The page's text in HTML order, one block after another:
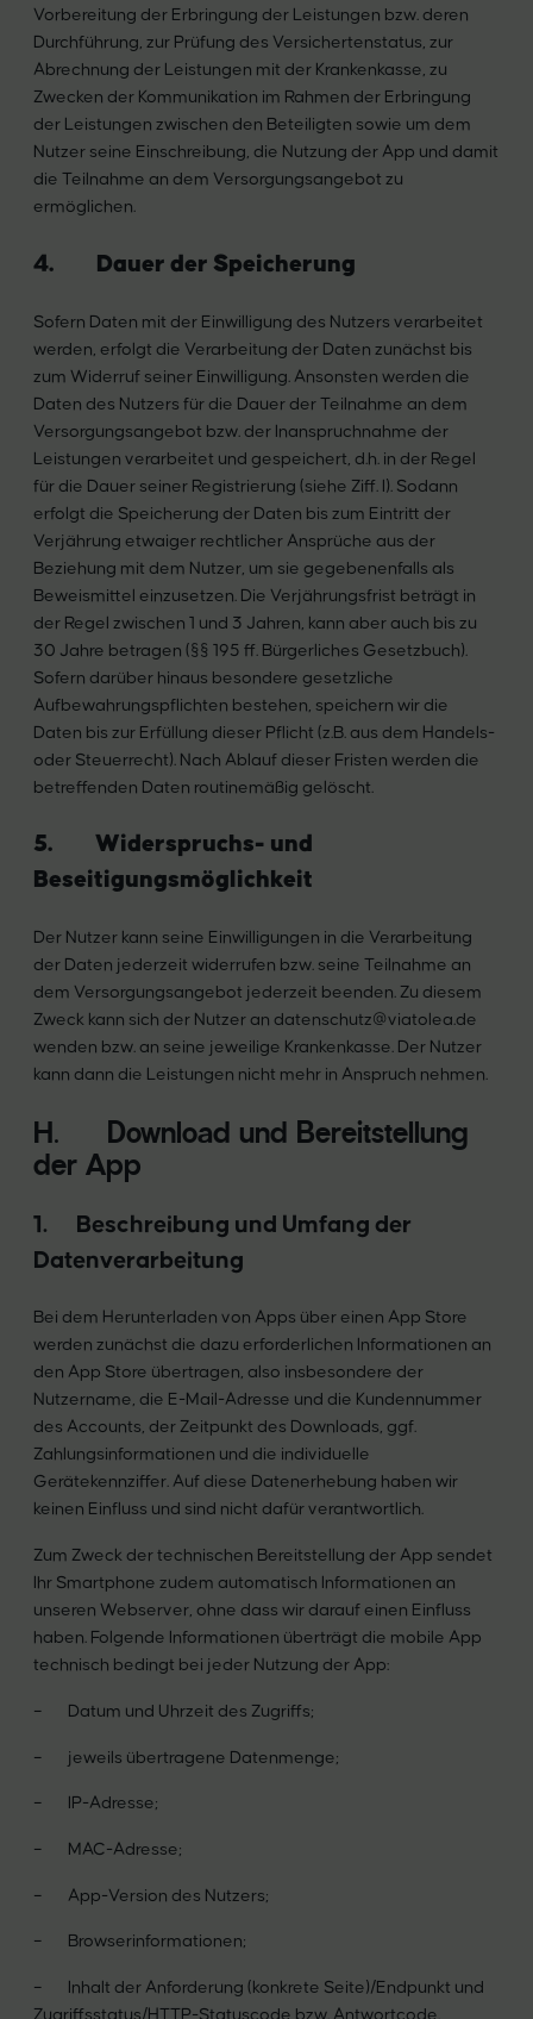
Vorbereitung der Erbringung der Leistungen bzw. deren
Durchführung, zur Prüfung des Versichertenstatus, zur
Abrechnung der Leistungen mit der Krankenkasse, zu
Zwecken der Kommunikation im Rahmen der Erbringung
der Leistungen zwischen den Beteiligten sowie um dem
Nutzer seine Einschreibung, die Nutzung der App und damit
die Teilnahme an dem Versorgungsangebot zu
ermöglichen.
4. Dauer der Speicherung
Sofern Daten mit der Einwilligung des Nutzers verarbeitet
werden, erfolgt die Verarbeitung der Daten zunächst bis
zum Widerruf seiner Einwilligung. Ansonsten werden die
Daten des Nutzers für die Dauer der Teilnahme an dem
Versorgungsangebot bzw. der Inanspruchnahme der
Leistungen verarbeitet und gespeichert, d.h. in der Regel
für die Dauer seiner Registrierung (siehe Ziff. I). Sodann
erfolgt die Speicherung der Daten bis zum Eintritt der
Verjährung etwaiger rechtlicher Ansprüche aus der
Beziehung mit dem Nutzer, um sie gegebenenfalls als
Beweismittel einzusetzen. Die Verjährungsfrist beträgt in
der Regel zwischen 1 und 3 Jahren, kann aber auch bis zu
30 Jahre betragen (§§ 195 ff. Bürgerliches Gesetzbuch).
Sofern darüber hinaus besondere gesetzliche
Aufbewahrungspflichten bestehen, speichern wir die
Daten bis zur Erfüllung dieser Pflicht (z.B. aus dem Handels-
oder Steuerrecht). Nach Ablauf dieser Fristen werden die
betreffenden Daten routinemäßig gelöscht.
5. Widerspruchs- und
Beseitigungsmöglichkeit
Der Nutzer kann seine Einwilligungen in die Verarbeitung
der Daten jederzeit widerrufen bzw. seine Teilnahme an
dem Versorgungsangebot jederzeit beenden. Zu diesem
Zweck kann sich der Nutzer an datenschutz@viatolea.de
wenden bzw. an seine jeweilige Krankenkasse. Der Nutzer
kann dann die Leistungen nicht mehr in Anspruch nehmen.
H. Download und Bereitstellung
der App
1.
Beschreibung und Umfang der
Datenverarbeitung
Bei dem Herunterladen von Apps über einen App Store
werden zunächst die dazu erforderlichen Informationen an
den App Store übertragen, also insbesondere der
Nutzername, die E-Mail-Adresse und die Kundennummer
des Accounts, der Zeitpunkt des Downloads, ggf.
Zahlungsinformationen und die individuelle
Gerätekennziffer. Auf diese Datenerhebung haben wir
keinen Einfluss und sind nicht dafür verantwortlich.
Zum Zweck der technischen Bereitstellung der App sendet
Ihr Smartphone zudem automatisch Informationen an
unseren Webserver, ohne dass wir darauf einen Einfluss
haben. Folgende Informationen überträgt die mobile App
technisch bedingt bei jeder Nutzung der App:
– Datum und Uhrzeit des Zugriffs;
– jeweils übertragene Datenmenge;
– IP-Adresse;
– MAC-Adresse;
– App-Version des Nutzers;
– Browserinformationen;
– Inhalt der Anforderung (konkrete Seite)/Endpunkt und
Zugriffsstatus/HTTP-Statuscode bzw. Antwortcode.